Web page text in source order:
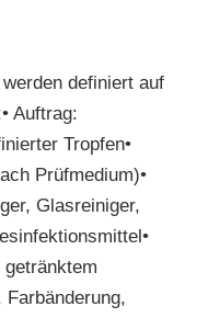
definiert auf
Auftrag:
Tropfen•
Prüfmedium)•
Glasreiniger,